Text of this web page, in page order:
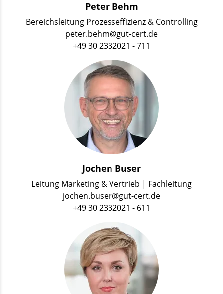
Peter Behm
Bereichsleitung Prozesseffizienz & Controlling
peter.behm@gut-cert.de
+49 30 2332021 - 711
Jochen Buser
Leitung Marketing & Vertrieb | Fachleitung
jochen.buser@gut-cert.de
+49 30 2332021 - 611